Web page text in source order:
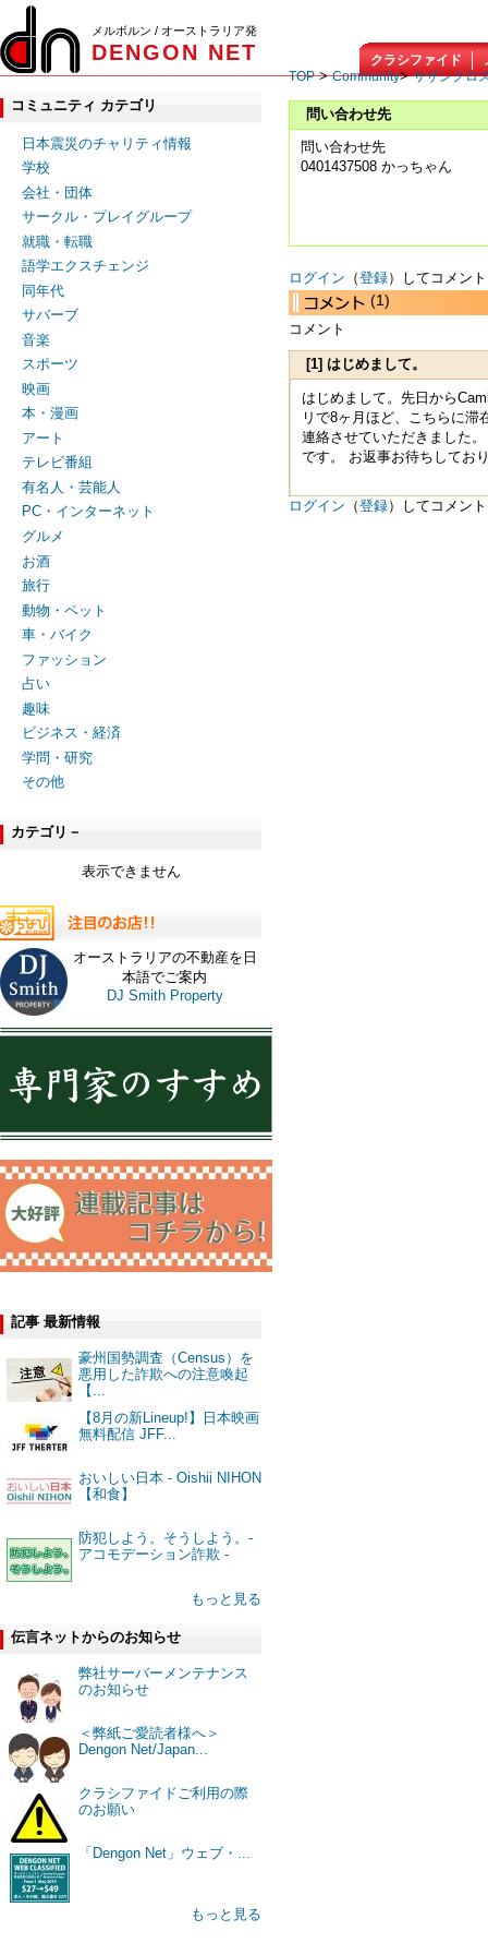
メルボルン / オーストラリア発
DENGON NET クラシファイド
コミュニティ カテゴリ
日本震災のチャリティ情報
学校
会社・団体
サークル・プレイグループ
就職・転職
語学エクスチェンジ
同年代
サバーブ
音楽
スポーツ
映画
本・漫画
アート
テレビ番組
有名人・芸能人
PC・インターネット
グルメ
お酒
旅行
動物・ペット
車・バイク
ファッション
占い
趣味
ビジネス・経済
学問・研究
その他
カテゴリ－
表示できません
オーストラリアの不動産を日
本語でご案内
DJ Smith Property
記事 最新情報
豪州国勢調査（Census）を
悪用した詐欺への注意喚起
【...
【8月の新Lineup!】日本映画
無料配信 JFF...
おいしい日本 - Oishii NIHON
【和食】
防犯しよう。そうしよう。-
アコモデーション詐欺 -
もっと見る
伝言ネットからのお知らせ
弊社サーバーメンテナンス
のお知らせ
＜弊紙ご愛読者様へ＞
Dengon Net/Japan...
クラシファイドご利用の際
のお願い
「Dengon Net」ウェブ・...
もっと見る
TOP> Community> サザンクロ
問い合わせ先
問い合わせ先
0401437508 かっちゃん
ログイン （登録）してコメン
(1)
コメント
[1] はじめまして。
はじめまして。先日から
リで8ヶ月ほど、こちらに
連絡させていただきました
です。 お返事お待ちして
ログイン （登録）してコメン